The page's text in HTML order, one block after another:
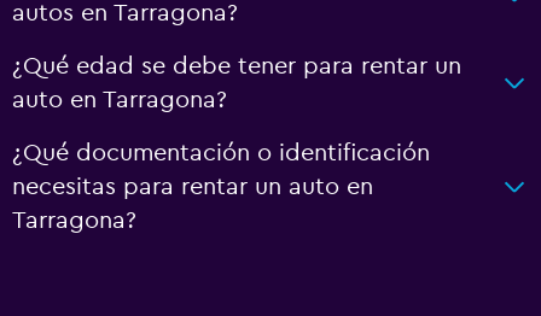
autos en Tarragona?
¿Qué edad se debe tener para rentar un
auto en Tarragona?
¿Qué documentación o identificación
necesitas para rentar un auto en
Tarragona?